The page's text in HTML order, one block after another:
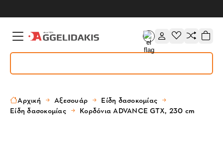
Αρχική Αξεσουάρ
Είδη δασοκομίας
Είδη δασοκομίας
Κορδόνια ADVANCE GTX, 230 cm